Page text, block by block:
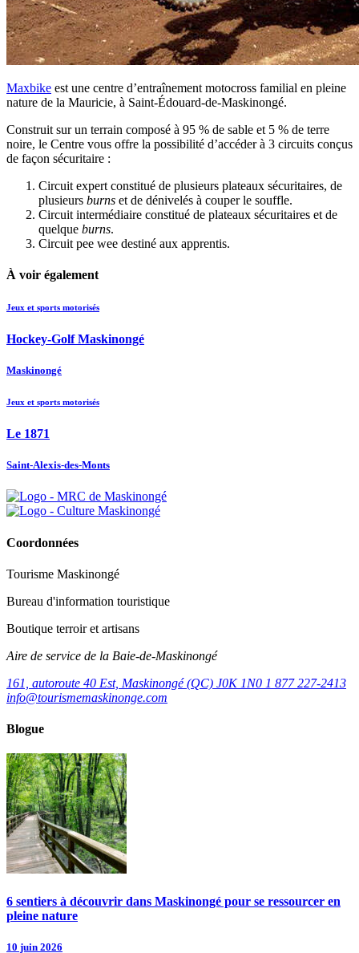
Maxbike est une centre d’entraînement motocross familial en pleine
nature de la Mauricie, à Saint-Édouard-de-Maskinongé.
Construit sur un terrain composé à 95 % de sable et 5 % de terre
noire, le Centre vous offre la possibilité d’accéder à 3 circuits conçus
de façon sécuritaire :
Circuit expert constitué de plusieurs plateaux sécuritaires, de
plusieurs burns et de dénivelés à couper le souffle.
Circuit intermédiaire constitué de plateaux sécuritaires et de
quelque burns.
Circuit pee wee destiné aux apprentis.
À voir également
Jeux et sports motorisés
Hockey-Golf Maskinongé
Maskinongé
Jeux et sports motorisés
Le 1871
Saint-Alexis-des-Monts
Coordonnées
Tourisme Maskinongé
Bureau d'information touristique
Boutique terroir et artisans
Aire de service de la Baie-de-Maskinongé
161, autoroute 40 Est, Maskinongé (QC) J0K 1N0 1 877 227-2413
info@tourismemaskinonge.com
Blogue
6 sentiers à découvrir dans Maskinongé pour se ressourcer en
pleine nature
10 juin 2026